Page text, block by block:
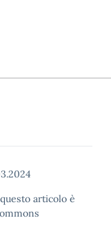
articolo è